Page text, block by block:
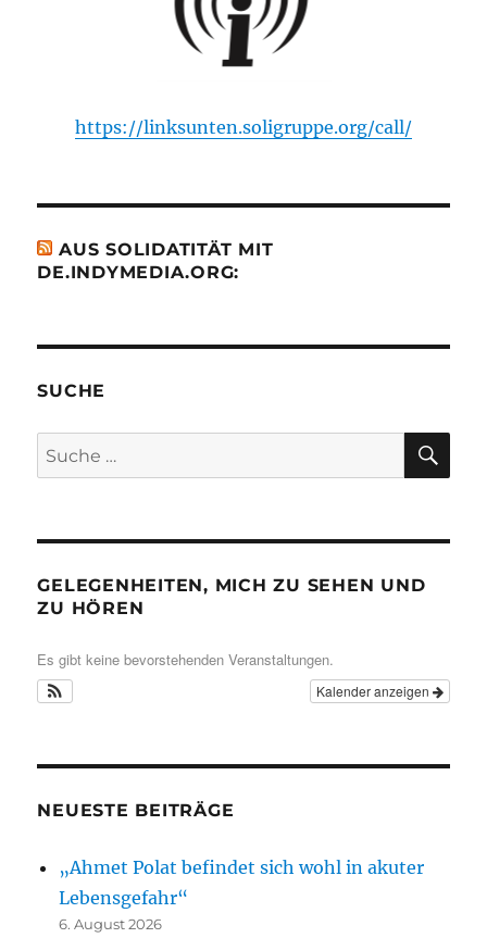
https://linksunten.soligruppe.org/call/
AUS SOLIDATITÄT MIT
DE.INDYMEDIA.ORG:
SUCHE
Suche
nach:
GELEGENHEITEN, MICH ZU SEHEN UND
ZU HÖREN
Es gibt keine bevorstehenden Veranstaltungen.
Kalender anzeigen
NEUESTE BEITRÄGE
„Ahmet Polat befindet sich wohl in akuter
Lebensgefahr“
6. August 2026